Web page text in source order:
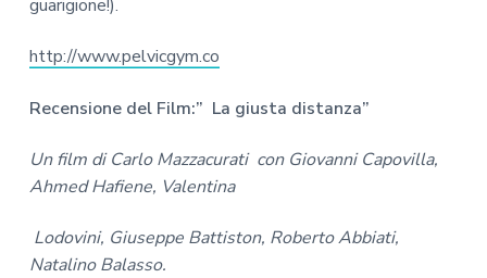
guarigione!).
http://www.pelvicgym.co
Recensione del Film:” La giusta distanza”
Un film di Carlo Mazzacurati con Giovanni Capovilla,
Ahmed Hafiene, Valentina
Lodovini, Giuseppe Battiston, Roberto Abbiati,
Natalino Balasso.